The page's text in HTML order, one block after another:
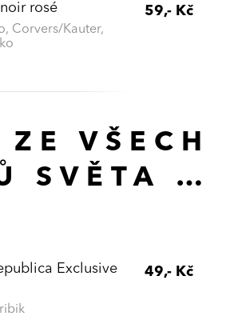
rosé
Corvers/Kauter,
59,- Kč
ZE VŠECH
SVĚTA …
Exclusive
49,- Kč